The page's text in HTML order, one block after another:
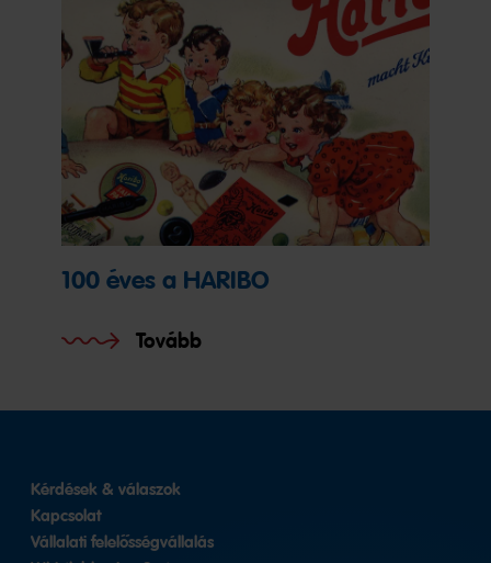
100 éves a HARIBO
Tovább
Kérdések & válaszok
Kapcsolat
Vállalati felelősségvállalás